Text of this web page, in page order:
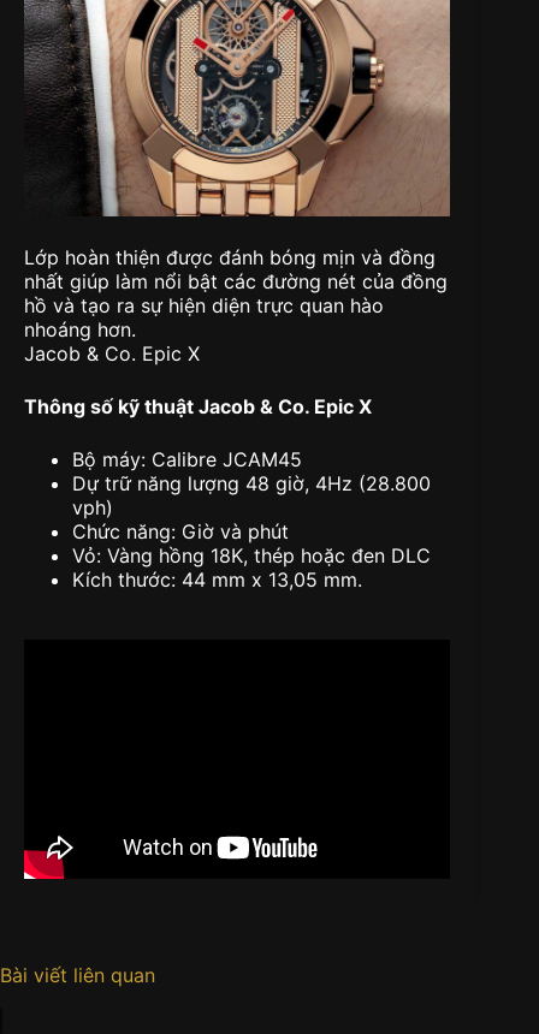
Lớp hoàn thiện được đánh bóng mịn và đồng
nhất giúp làm nổi bật các đường nét của đồng
hồ và tạo ra sự hiện diện trực quan hào
nhoáng hơn.
Jacob & Co. Epic X
Thông số kỹ thuật Jacob & Co. Epic X
Bộ máy: Calibre JCAM45
Dự trữ năng lượng 48 giờ, 4Hz (28.800
vph)
Chức năng: Giờ và phút
Vỏ: Vàng hồng 18K, thép hoặc đen DLC
Kích thước: 44 mm x 13,05 mm.
Bài viết liên quan